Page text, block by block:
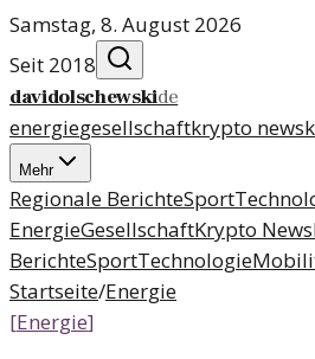
Samstag, 8. August 2026
Seit 2018
davidolschewskide
energiegesellschaftkrypto news
Mehr
Regionale BerichteSport
EnergieGesellschaftKrypto News
BerichteSportTechnologie
Startseite/Energie
[Energie]